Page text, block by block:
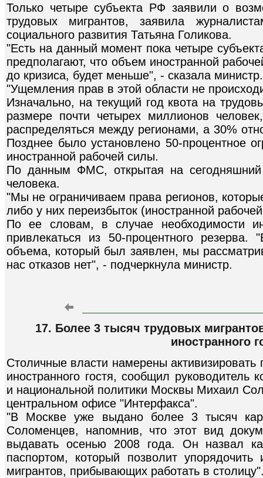
Только четыре субъекта РФ заявили о
трудовых мигрантов, заявила
социального развития Татьяна Голикова.
"Есть на данный момент пока четыре
предполагают, что объем иностранной
до кризиса, будет меньше", - сказала министр.
"Ущемления прав в этой области не
Изначально, на текущий год квота на
размере почти четырех миллионов
распределяться между регионами, а 30%
Позднее было установлено 50-процентное
иностранной рабочей силы.
По данным ФМС, открытая на сегодняшний
человека.
"Мы не ограничиваем права регионов,
либо у них переизбыток (иностранной
По ее словам, в случае необходимости
привлекаться из 50-процентного резерва.
объема, который был заявлен, мы
нас отказов нет", - подчеркнула министр.
17. Более 3 тысяч трудовых
иностранного
Столичные власти намерены активизировать
иностранного гостя, сообщил руководитель
и национальной политики Москвы Михаил
центральном офисе "Интерфакса".
"В Москве уже выдано более 3 тысяч
Соломенцев, напомнив, что этот вид
выдавать осенью 2008 года. Он назвал
паспортом, который позволит
мигрантов, прибывающих работать в